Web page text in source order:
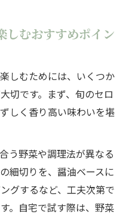
しむおすすめポイン
しむためには、いくつか
切です。まず、旬のセロ
しく香り高い味わいを堪
う野菜や調理法が異なる
細切りを、醤油ベースに
グするなど、工夫次第で
。自宅で試す際は、野菜